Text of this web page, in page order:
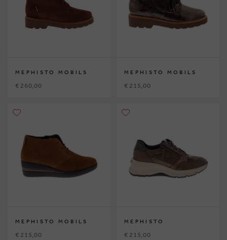
MEPHISTO MOBILS
€ 260,00
MEPHISTO MOBILS
€ 215,00
MEPHISTO MOBILS
€ 215,00
MEPHISTO
€ 215,00